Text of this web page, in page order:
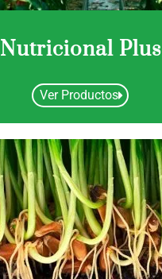
Nutricional Plus
Ver Productos